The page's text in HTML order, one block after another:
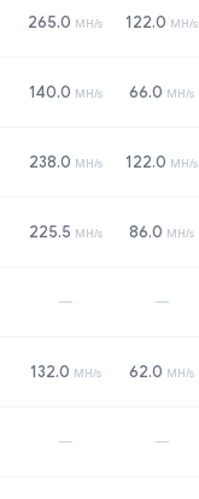
265.0 MH/s 122.0 MH/s
140.0 MH/s 66.0 MH/s
238.0 MH/s 122.0 MH/s
225.5 MH/s 86.0 MH/s
— —
132.0 MH/s 62.0 MH/s
— —